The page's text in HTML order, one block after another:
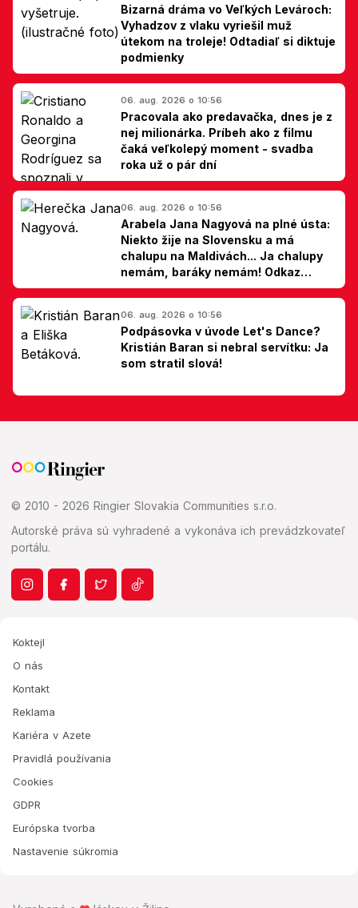
Bizarná dráma vo Veľkých Levároch:
Vyhadzov z vlaku vyriešil muž
útekom na troleje! Odtadiaľ si diktuje
podmienky
06. aug. 2026 o 10:56
Pracovala ako predavačka, dnes je z
nej milionárka. Príbeh ako z filmu
čaká veľkolepý moment - svadba
roka už o pár dní
06. aug. 2026 o 10:56
Arabela Jana Nagyová na plné ústa:
Niekto žije na Slovensku a má
chalupu na Maldivách... Ja chalupy
nemám, baráky nemám! Odkaz
Slovákom
06. aug. 2026 o 10:56
Podpásovka v úvode Let's Dance?
Kristián Baran si nebral servítku: Ja
som stratil slová!
© 2010 - 2026 Ringier Slovakia Communities s.r.o.
Autorské práva sú vyhradené a vykonáva ich prevádzkovateľ
portálu.
Koktejl
O nás
Kontakt
Reklama
Kariéra v Azete
Pravidlá používania
Cookies
GDPR
Európska tvorba
Nastavenie súkromia